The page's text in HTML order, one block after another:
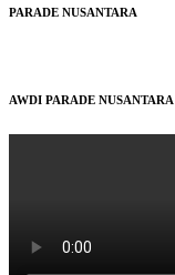
PARADE NUSANTARA
AWDI PARADE NUSANTARA